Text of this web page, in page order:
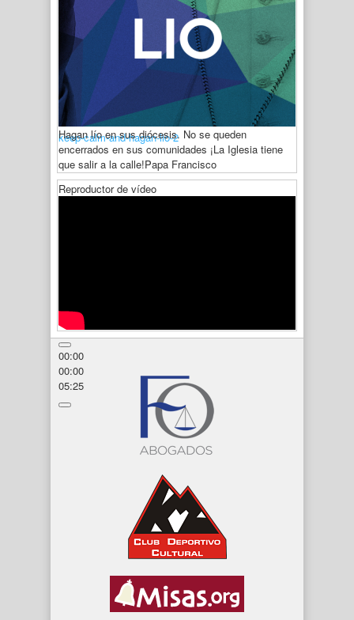
keep-calm-and-hagan-lio-2
Hagan lío en sus diócesis. No se queden
encerrados en sus comunidades ¡La Iglesia tiene
que salir a la calle!Papa Francisco
Reproductor de vídeo
00:00
00:00
05:25